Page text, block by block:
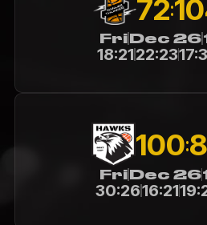
72:
FriDec 26
18:2122:23
100:
FriDec 26
30:2616:21